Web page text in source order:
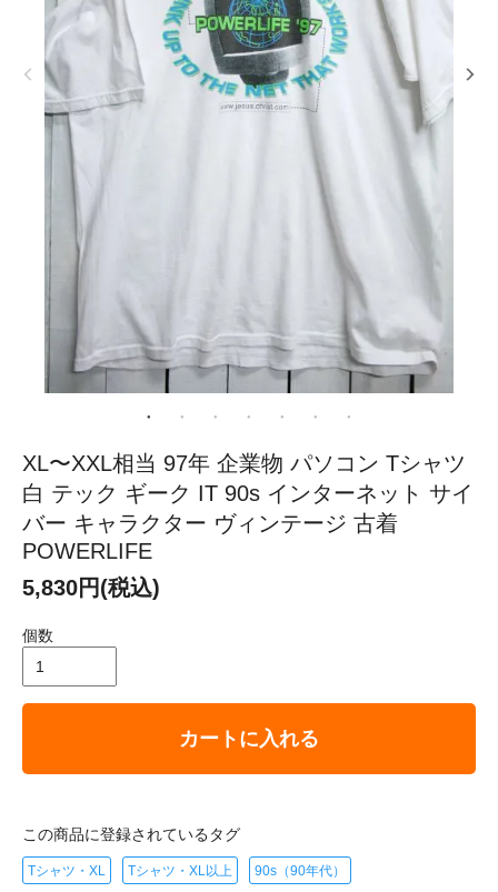
XL〜XXL相当 97年 企業物 パソコン Tシャツ
白 テック ギーク IT 90s インターネット サイ
バー キャラクター ヴィンテージ 古着
POWERLIFE
5,830円(税込)
個数
カートに入れる
この商品に登録されているタグ
Tシャツ・XL Tシャツ・XL以上 90s（90年代）